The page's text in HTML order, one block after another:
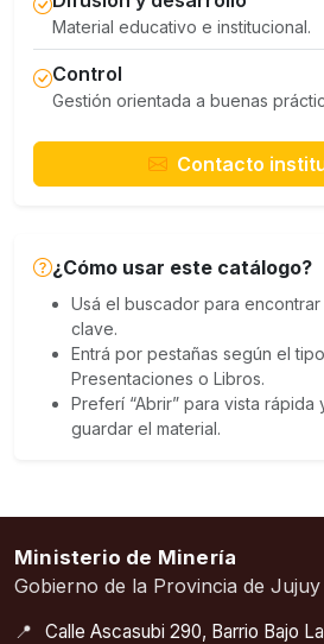
Material educativo e institucional.
Control
Gestión orientada a buenas
Contacto
¿Cómo usar este catálogo?
Usá el buscador para
clave.
Entrá por pestañas según el
Presentaciones o Libros.
Preferí “Abrir” para vista rápida
guardar el material.
Ministerio de Minería
Gobierno de la Provincia de Jujuy
📍
Calle Ascasubi 290, Barrio Bajo